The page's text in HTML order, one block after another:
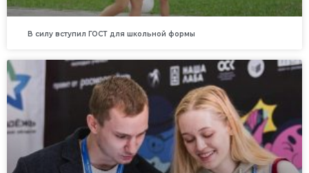
В силу вступил ГОСТ для школьной формы